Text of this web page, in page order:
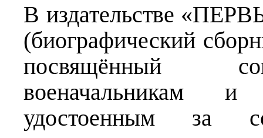
В издательстве
(биографический
посвящённый
военачальникам и
удостоенным за